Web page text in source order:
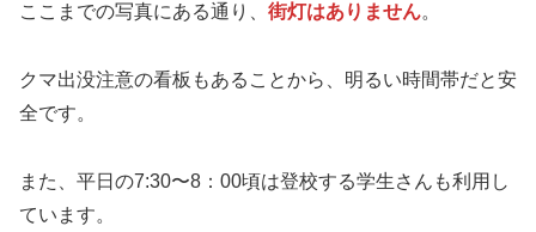
ここまでの写真にある通り、 街灯はありません。
クマ出没注意の看板もあることから、明るい時間帯だと安
全です。
また、平日の7:30〜8：00頃は登校する学生さんも利用し
ています。